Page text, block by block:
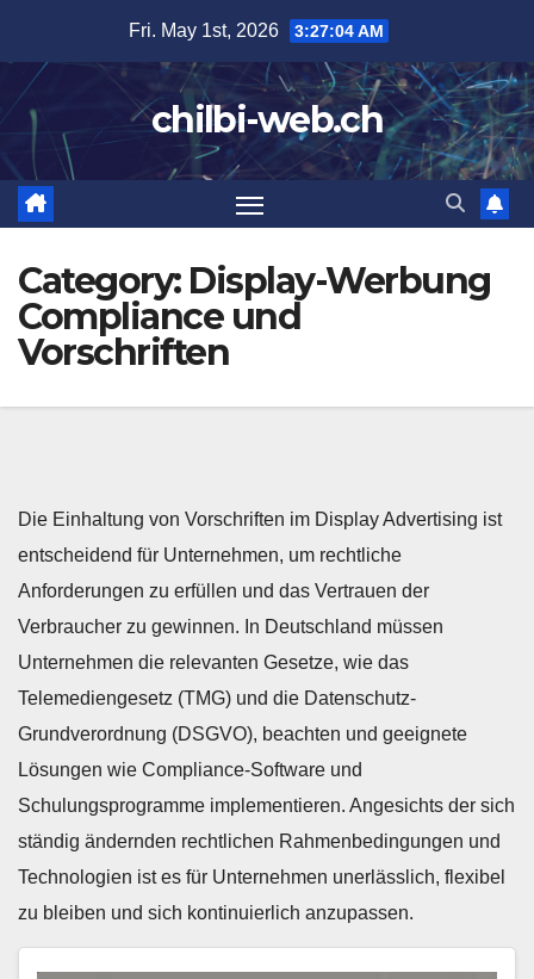
content
Fri. May 1st, 2026 3:27:05 AM
chilbi-web.ch
Category: Display-Werbung
Compliance und
Vorschriften
Die Einhaltung von Vorschriften im Display Advertising ist
entscheidend für Unternehmen, um rechtliche
Anforderungen zu erfüllen und das Vertrauen der
Verbraucher zu gewinnen. In Deutschland müssen
Unternehmen die relevanten Gesetze, wie das
Telemediengesetz (TMG) und die Datenschutz-
Grundverordnung (DSGVO), beachten und geeignete
Lösungen wie Compliance-Software und
Schulungsprogramme implementieren. Angesichts der sich
ständig ändernden rechtlichen Rahmenbedingungen und
Technologien ist es für Unternehmen unerlässlich, flexibel
zu bleiben und sich kontinuierlich anzupassen.